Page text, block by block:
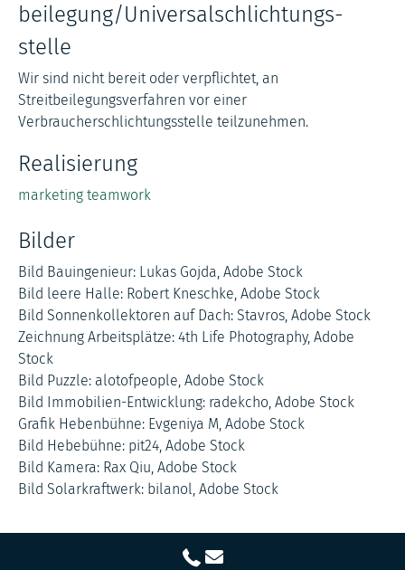
beilegung/Universal­schlichtungs­
stelle
Wir sind nicht bereit oder verpflichtet, an
Streitbeilegungsverfahren vor einer
Verbraucherschlichtungsstelle teilzunehmen.
Realisierung
marketing teamwork
Bilder
Bild Bauingenieur: Lukas Gojda, Adobe Stock
Bild leere Halle: Robert Kneschke, Adobe Stock
Bild Sonnenkollektoren auf Dach: Stavros, Adobe Stock
Zeichnung Arbeitsplätze: 4th Life Photography, Adobe
Stock
Bild Puzzle: alotofpeople, Adobe Stock
Bild Immobilien-Entwicklung: radekcho, Adobe Stock
Grafik Hebenbühne: Evgeniya M, Adobe Stock
Bild Hebebühne: pit24, Adobe Stock
Bild Kamera: Rax Qiu, Adobe Stock
Bild Solarkraftwerk: bilanol, Adobe Stock